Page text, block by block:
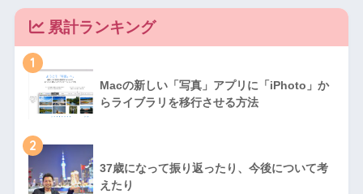
累計ランキング
1
Macの新しい「写真」アプリに「iPhoto」か
らライブラリを移行させる方法
2
37歳になって振り返ったり、今後について考
えたり